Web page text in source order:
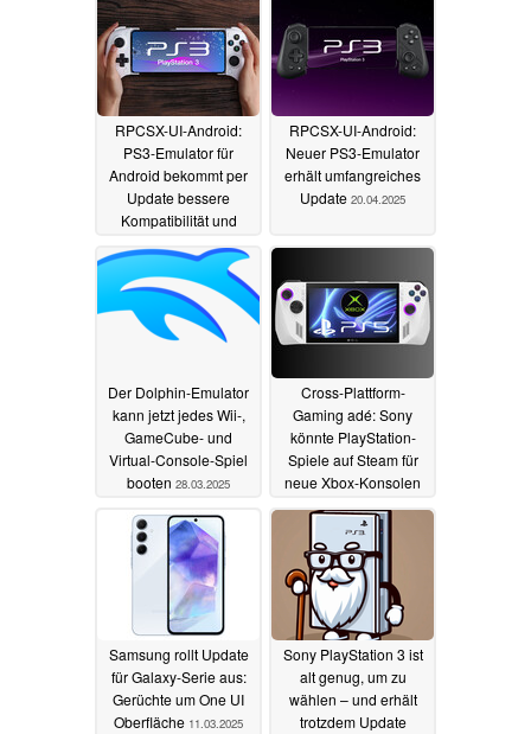
RPCSX-UI-Android:
PS3-Emulator für
Android bekommt per
Update bessere
Kompatibilität und
neue Features
12.05.2025
RPCSX-UI-Android:
Neuer PS3-Emulator
erhält umfangreiches
Update 20.04.2025
Der Dolphin-Emulator
kann jetzt jedes Wii-,
GameCube- und
Virtual-Console-Spiel
booten 28.03.2025
Cross-Plattform-
Gaming adé: Sony
könnte PlayStation-
Spiele auf Steam für
neue Xbox-Konsolen
sperren27.03.2025
Samsung rollt Update
für Galaxy-Serie aus:
Gerüchte um One UI
Oberfläche 11.03.2025
Sony PlayStation 3 ist
alt genug, um zu
wählen – und erhält
trotzdem Update